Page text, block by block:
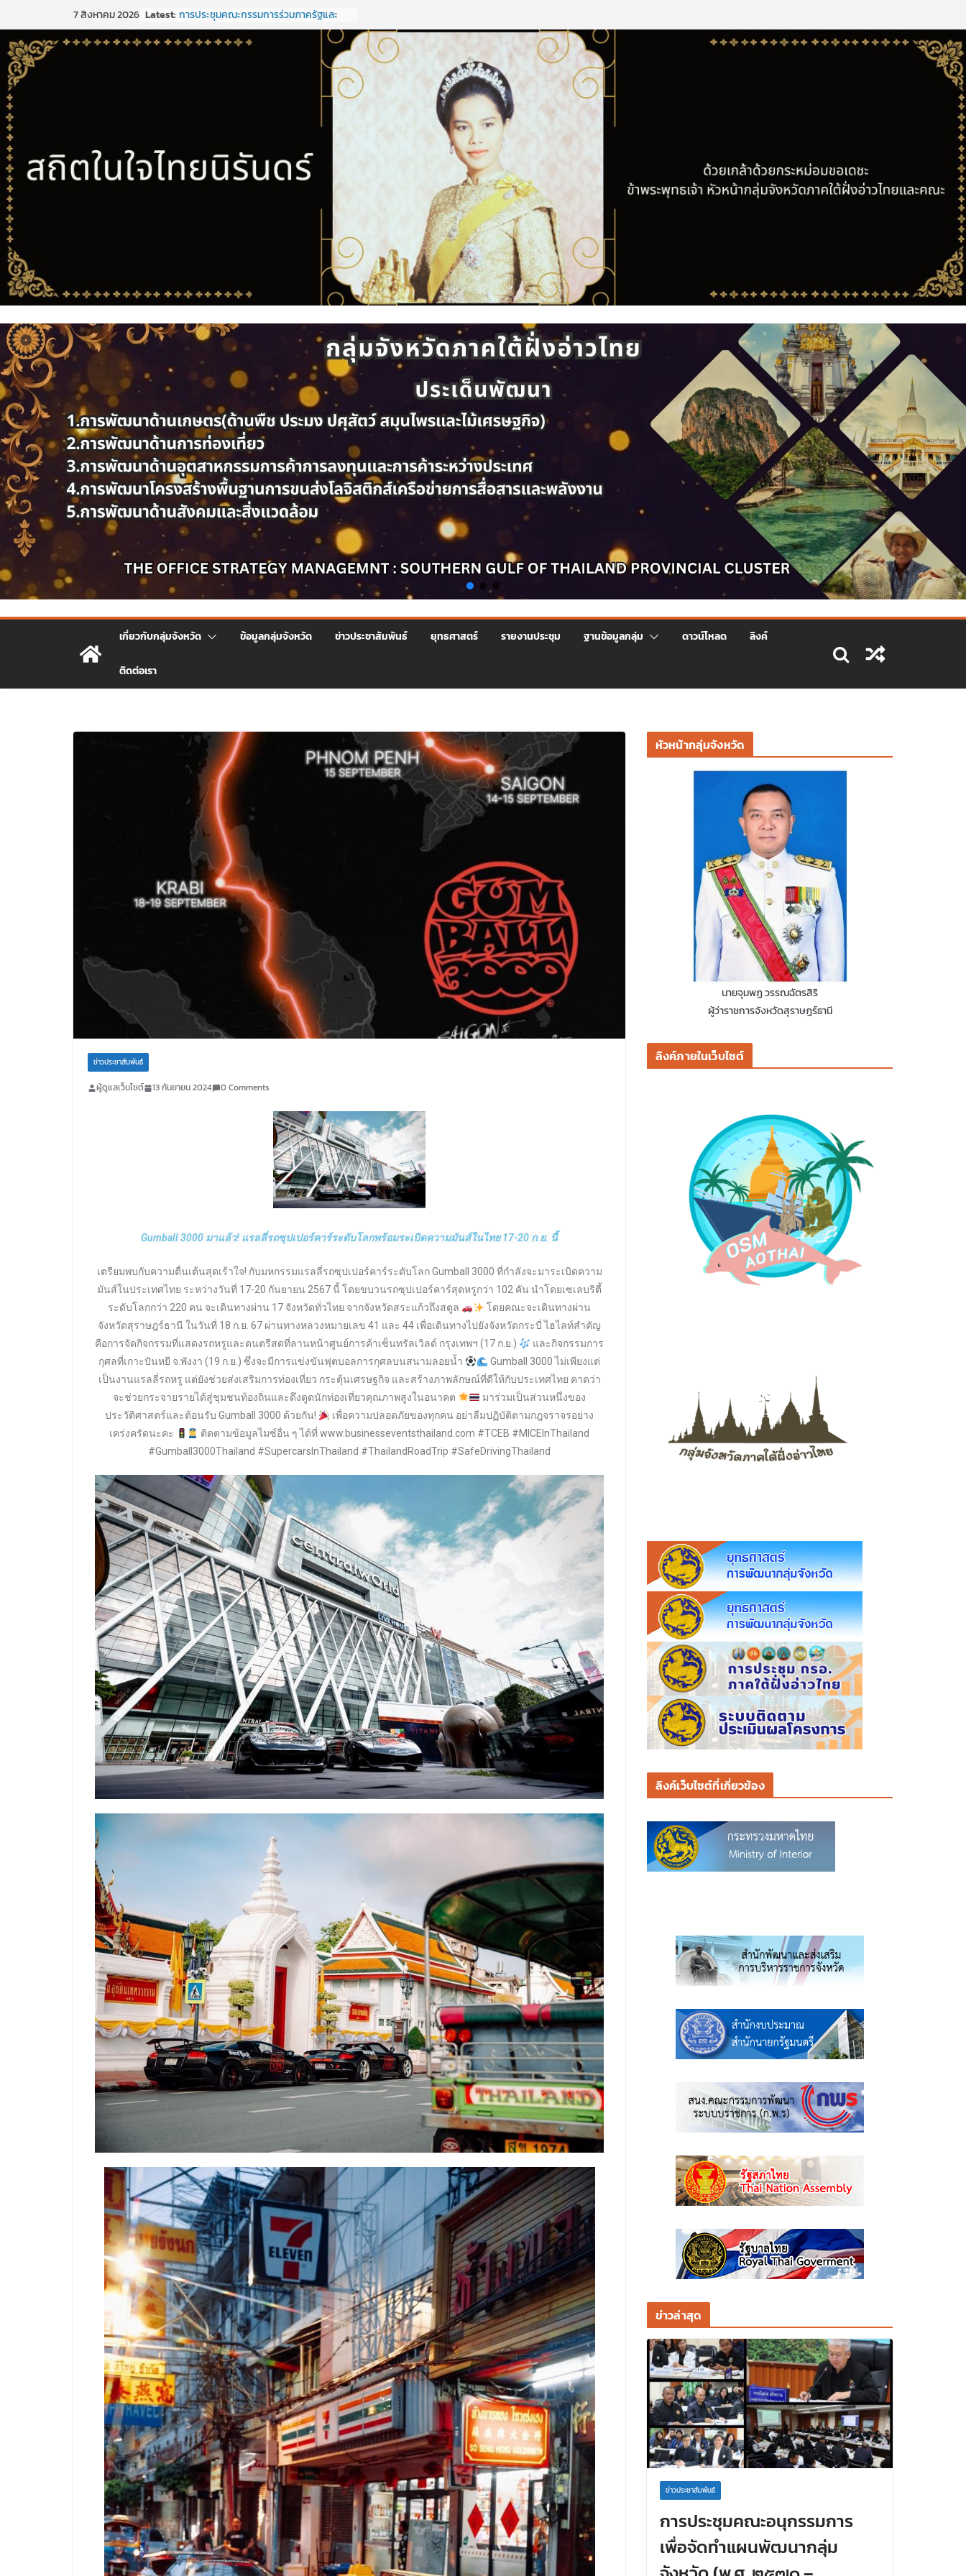
7 สิงหาคม 2026 Latest:การประชุมคณะกรรมการร่วมภาครัฐและ
เอกชนเพื่อแก้ไขปัญหาทางเศรษฐกิจ
(กรอ.) กลุ่มจังหวัดภาคใต้ฝั่งอ่าวไทย ครั้งที่
การประชุมคณะกรรมการร่วมภาครัฐและ
(กรอ.) กลุ่มจังหวัดภาคใต้ฝั่งอ่าวไทย ครั้งที่
การประชุมคณะอนุกรรมการเพื่อจัดทำแผน
๒๕๒๕)และจัดทำแผนปฏิบัติราชการประจำ
ปีงบประมาณ พ.ศ. ๒๕๒๑ ของกลุ่มจังหวัด
ขอเชิญประชุมคณะกรรมการร่วมภาครัฐ
และเอกชนเพื่อแก้ไขปัญหาทางเศรษฐกิจ
(กรอ.) กลุ่มจังหวัดภาคใต้ฝั่งอ่าวไทย ครั้งที่
2/2569 ในวันที่ 20 มีนาคม 2569
เกี่ยวกับกลุ่มจังหวัด ข้อมูลกลุ่มจังหวัด ข่าวประชาสัมพันธ์ ยุทธศาสตร์ รายงานประชุม ฐานข้อมูลกลุ่ม ดาวน์โหลด ลิงค์
ติดต่อเรา
ข่าวประชาสัมพันธ์
ผู้ดูแลเว็บไซต์ 13 กันยายน 2024 0 Comments
Gumball 3000 มาแล้ว! แรลลี่รถซุปเปอร์คาร์ระดับโลกพร้อมระเบิดความมันส์ในไทย 17-20 ก.ย. นี้
เตรียมพบกับความตื่นเต้นสุดเร้าใจ! กับมหกรรมแรลลี่รถซุปเปอร์คาร์ระดับโลก Gumball 3000 ที่กำลังจะมาระเบิดความ
มันส์ในประเทศไทย ระหว่างวันที่ 17-20 กันยายน 2567 นี้ โดยขบวนรถซุปเปอร์คาร์สุดหรูกว่า 102 คัน นำโดยเซเลบริตี้
ระดับโลกกว่า 220 คน จะเดินทางผ่าน 17 จังหวัดทั่วไทย จากจังหวัดสระแก้วถึงสตูล
โดยคณะจะเดินทางผ่าน
จังหวัดสุราษฎร์ธานี ในวันที่ 18 ก.ย. 67 ผ่านทางหลวงหมายเลข 41 และ 44 เพื่อเดินทางไปยังจังหวัดกระบี่ ไฮไลท์สำคัญ
คือการจัดกิจกรรมที่แสดงรถหรูและดนตรีสดที่ลานหน้าศูนย์การค้าเซ็นทรัลเวิลด์ กรุงเทพฯ (17 ก.ย.)
และกิจกรรมการ
กุศลที่เกาะปันหยี จ.พังงา (19 ก.ย.) ซึ่งจะมีการแข่งขันฟุตบอลการกุศลบนสนามลอยน้ำ
Gumball 3000 ไม่เพียงแต่
เป็นงานแรลลี่รถหรู แต่ยังช่วยส่งเสริมการท่องเที่ยว กระตุ้นเศรษฐกิจ และสร้างภาพลักษณ์ที่ดีให้กับประเทศไทย คาดว่า
จะช่วยกระจายรายได้สู่ชุมชนท้องถิ่นและดึงดูดนักท่องเที่ยวคุณภาพสูงในอนาคต
มาร่วมเป็นส่วนหนึ่งของ
ประวัติศาสตร์และต้อนรับ Gumball 3000 ด้วยกัน!
เพื่อความปลอดภัยของทุกคน อย่าลืมปฏิบัติตามกฎจราจรอย่าง
เคร่งครัดนะคะ
ติดตามข้อมูลไมซ์อื่น ๆ ได้ที่ www.businesseventsthailand.com #TCEB #MICEInThailand
#Gumball3000Thailand #SupercarsInThailand #ThailandRoadTrip #SafeDrivingThailand
หัวหน้ากลุ่มจังหวัด
นายจุมพฏ วรรณฉัตรสิริ
ผู้ว่าราชการจังหวัดสุราษฎร์ธานี
ลิงค์ภายในเว็บไซต์
ลิงค์เว็บไซต์ที่เกี่ยวข้อง
ข่าวล่าสุด
ข่าวประชาสัมพันธ์
การประชุมคณะอนุกรรมการ
เพื่อจัดทำแผนพัฒนากลุ่ม